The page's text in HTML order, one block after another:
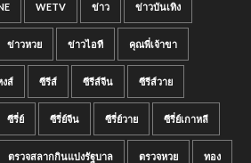
WETV ข่าว ข่าวบันเทิง
ข่าวหวย ข่าวไอที คุณพี่เจ้าขา
ส์ ซีรีส์ ซีรีส์จีน ซีรีส์วาย
ซีรี่ย์ ซีรี่ย์จีน ซีรี่ย์วาย ซีรี่ย์เกาหลี
ตรวจสลากกินแบ่งรัฐบาล ตรวจหวย ทอง